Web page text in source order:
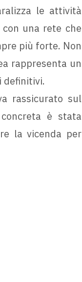
le attività
una rete che
più forte. Non
rappresenta un
definitivi.
rassicurato sul
è stata
la vicenda per